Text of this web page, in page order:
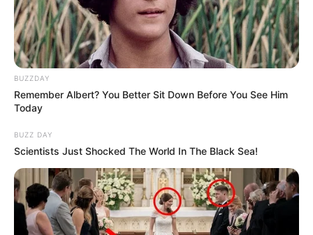
BUZZDAY
Remember Albert? You Better Sit Down Before You See Him
Today
BUZZ DAY
Scientists Just Shocked The World In The Black Sea!